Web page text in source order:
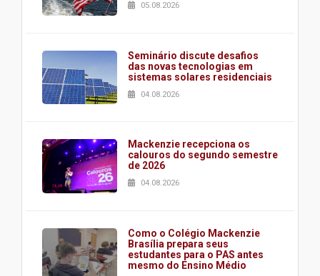
05.08.2026
Seminário discute desafios
das novas tecnologias em
sistemas solares residenciais
04.08.2026
Mackenzie recepciona os
calouros do segundo semestre
de 2026
04.08.2026
Como o Colégio Mackenzie
Brasília prepara seus
estudantes para o PAS antes
mesmo do Ensino Médio